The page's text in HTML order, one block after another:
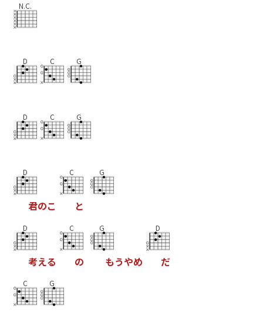
N.C.
D C G
D C G
D
君のこ
C
と
G
D
考える
C
の
G
もうやめ
D
だ
C G